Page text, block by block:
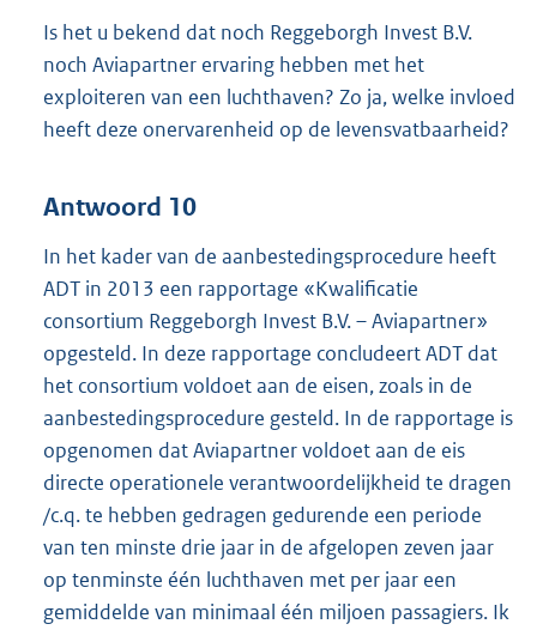
Is het u bekend dat noch Reggeborgh Invest B.V.
noch Aviapartner ervaring hebben met het
exploiteren van een luchthaven? Zo ja, welke invloed
heeft deze onervarenheid op de levensvatbaarheid?
Antwoord 10
In het kader van de aanbestedingsprocedure heeft
ADT in 2013 een rapportage «Kwalificatie
consortium Reggeborgh Invest B.V. – Aviapartner»
opgesteld. In deze rapportage concludeert ADT dat
het consortium voldoet aan de eisen, zoals in de
aanbestedingsprocedure gesteld. In de rapportage is
opgenomen dat Aviapartner voldoet aan de eis
directe operationele verantwoordelijkheid te dragen
/c.q. te hebben gedragen gedurende een periode
van ten minste drie jaar in de afgelopen zeven jaar
op tenminste één luchthaven met per jaar een
gemiddelde van minimaal één miljoen passagiers. Ik